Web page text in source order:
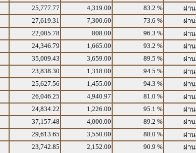
25,777.77 4,319.00 83.2 % ผ่าน
27,619.31 7,300.60 73.6 % ผ่าน
22,005.78 808.00 96.3 % ผ่าน
24,346.79 1,665.00 93.2 % ผ่าน
35,009.43 3,659.00 89.5 % ผ่าน
23,838.30 1,318.00 94.5 % ผ่าน
25,627.56 1,455.00 94.3 % ผ่าน
26,046.25 4,940.97 81.0 % ผ่าน
24,834.22 1,226.00 95.1 % ผ่าน
37,157.48 4,000.00 89.2 % ผ่าน
29,613.65 3,550.00 88.0 % ผ่าน
23,742.85 2,152.00 90.9 % ผ่าน